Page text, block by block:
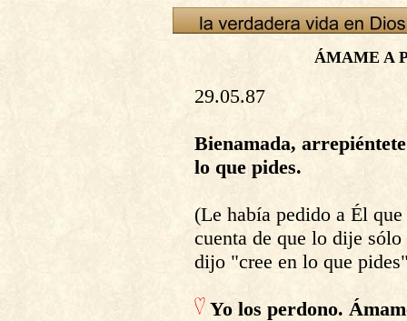
ÁMAME A
29.05.87
Bienamada,
lo que pides.
(Le había pedido a Él
cuenta de que lo dije
dijo "cree en lo que
Yo los perdono.